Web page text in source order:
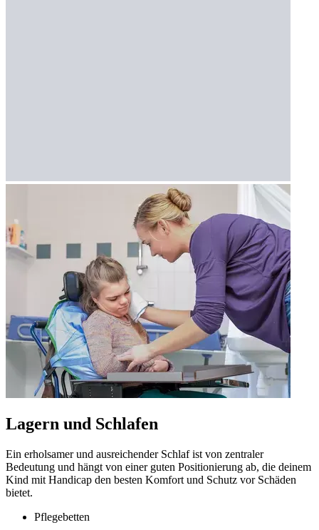
Lagern und Schlafen
Ein erholsamer und ausreichender Schlaf ist von zentraler
Bedeutung und hängt von einer guten Positionierung ab, die deinem
Kind mit Handicap den besten Komfort und Schutz vor Schäden
bietet.
Pflegebetten